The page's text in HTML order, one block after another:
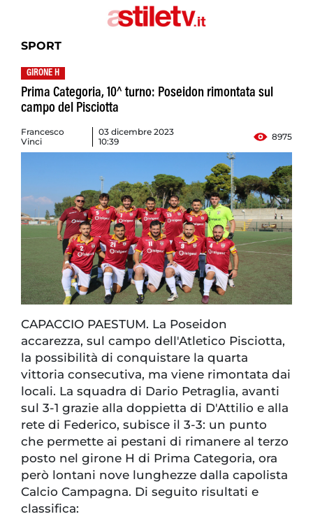
SPORT
GIRONE H
Prima Categoria, 10^ turno: Poseidon rimontata sul
campo del Pisciotta
Francesco
Vinci
03 dicembre 2023
10:39
8975
CAPACCIO PAESTUM. La Poseidon
accarezza, sul campo dell'Atletico Pisciotta,
la possibilità di conquistare la quarta
vittoria consecutiva, ma viene rimontata dai
locali. La squadra di Dario Petraglia, avanti
sul 3-1 grazie alla doppietta di D'Attilio e alla
rete di Federico, subisce il 3-3: un punto
che permette ai pestani di rimanere al terzo
posto nel girone H di Prima Categoria, ora
però lontani nove lunghezze dalla capolista
Calcio Campagna. Di seguito risultati e
classifica: